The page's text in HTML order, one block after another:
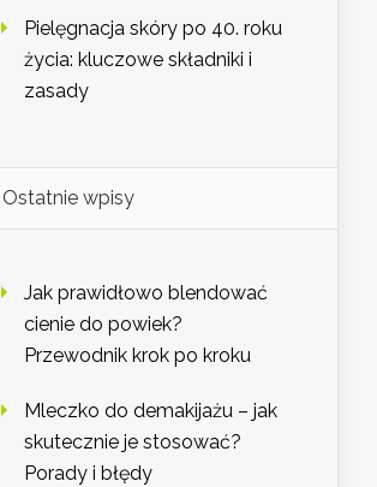
Pielęgnacja skóry po 40. roku
życia: kluczowe składniki i
zasady
Ostatnie wpisy
Jak prawidłowo blendować
cienie do powiek?
Przewodnik krok po kroku
Mleczko do demakijażu – jak
skutecznie je stosować?
Porady i błędy